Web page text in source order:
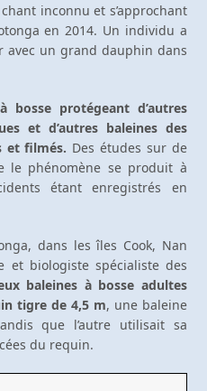
inconnu et s’approchant
en 2014. Un individu a
avec un grand dauphin dans
bosse protégeant d’autres
et d’autres baleines des
et filmés. Des études sur de
le phénomène se produit à
étant enregistrés en
dans les îles Cook, Nan
et biologiste spécialiste des
baleines à bosse adultes
tigre de 4,5 m, une baleine
que l’autre utilisait sa
du requin.